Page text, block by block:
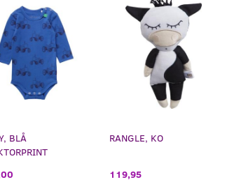
BLÅ
RANGLE, KO
119,95